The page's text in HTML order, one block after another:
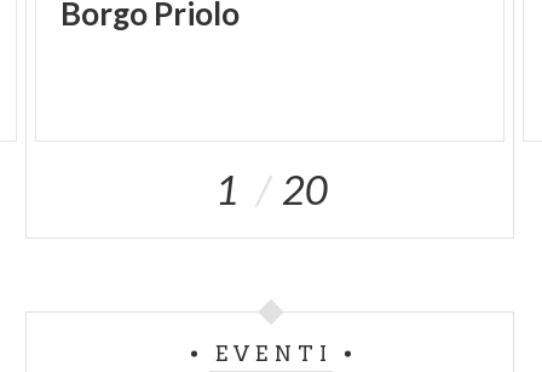
Borgo Priolo
1 20
EVENTI